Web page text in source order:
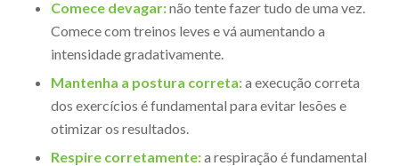
Comece devagar:não tente fazer tudo de uma vez.
Comece com treinos leves e vá aumentando a
intensidade gradativamente.
Mantenha a postura correta:a execução correta
dos exercícios é fundamental para evitar lesões e
otimizar os resultados.
Respire corretamente:a respiração é fundamental